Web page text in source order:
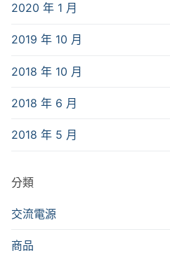
2020 年 1 月
2019 年 10 月
2018 年 10 月
2018 年 6 月
2018 年 5 月
分類
交流電源
商品